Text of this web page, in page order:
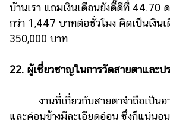
บ้านเรา แถมเงินเดือนยังดี๊ดีที่ 44.70
กว่า 1,447 บาทต่อชั่วโมง คิดเป็นเงิน
350,000 บาท
22. ผู้เชี่ยวชาญในการวัดสายตาและป
งานที่เกี่ยวกับสายตาจำถือเป็นอ
และค่อนข้างมีละเอียดอ่อน ซึ่งก็แน่นอ